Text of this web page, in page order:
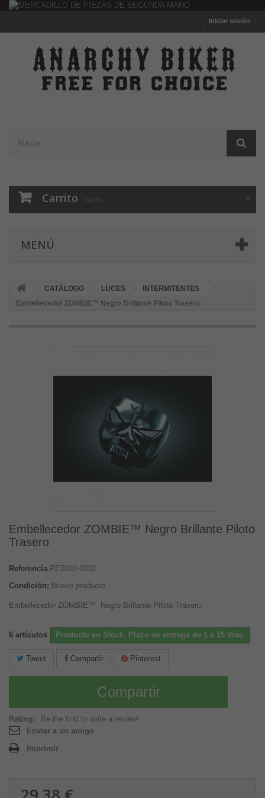
Iniciar sesión
Carrito vacío
MENÚ
CATÁLOGO LUCES
INTERMITENTES
Embellecedor ZOMBIE™ Negro Brillante Piloto Trasero
Embellecedor ZOMBIE™ Negro Brillante Piloto
Trasero
Referencia PE2010-0932
Condición: Nuevo producto
Embellecedor ZOMBIE™ Negro Brillante Piloto Trasero.
6 artículos Producto en Stock. Plazo de entrega de 1 a 15 días.
Tweet Compartir Pinterest
Compartir
Rating:
Be the first to write a review!
Enviar a un amigo
Imprimir